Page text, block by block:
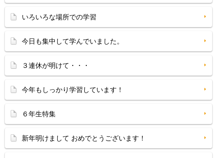
いろいろな場所での学習
今日も集中して学んでいました。
３連休が明けて・・・
今年もしっかり学習しています！
６年生特集
新年明けまして おめでとうございます！